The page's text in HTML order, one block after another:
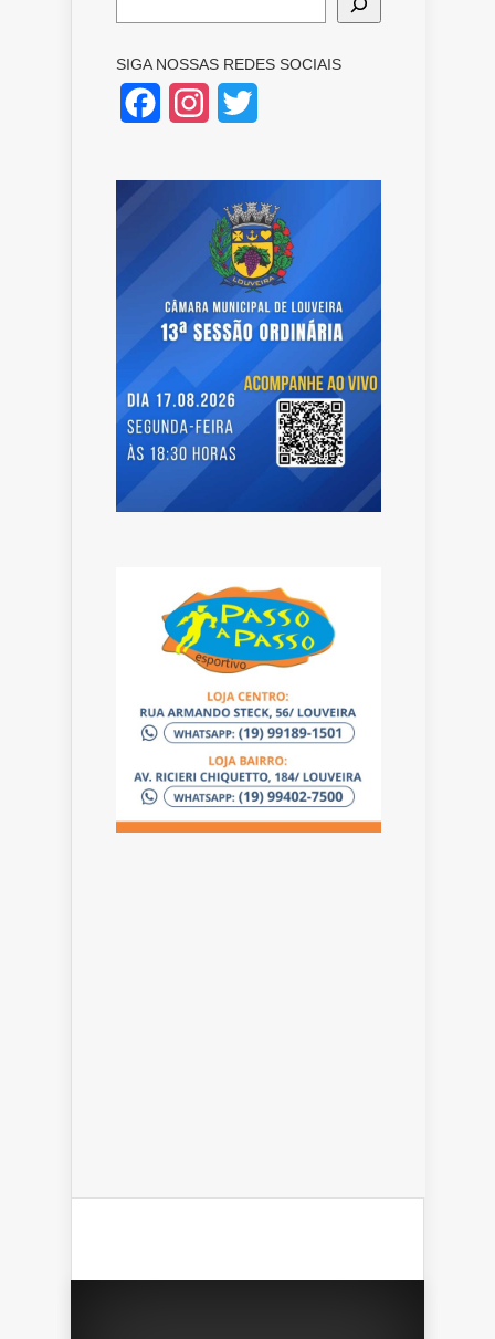
SIGA NOSSAS REDES SOCIAIS
FacebookInstagram